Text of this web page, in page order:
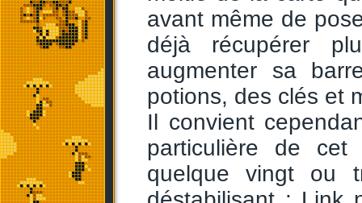
avant même de
déjà récupérer
augmenter sa
potions, des clés et
Il convient
particulière de
quelque vingt ou